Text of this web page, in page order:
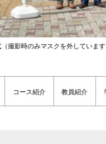
撮影時のみマスクを外しています
コース紹介 教員紹介